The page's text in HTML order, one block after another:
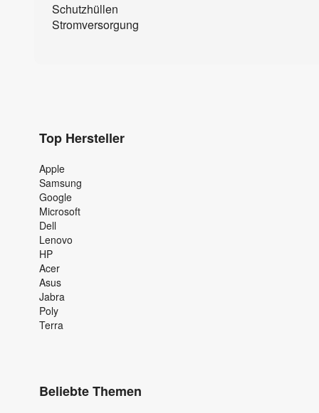
Schutzhüllen
Stromversorgung
Top Hersteller
Apple
Samsung
Google
Microsoft
Dell
Lenovo
HP
Acer
Asus
Jabra
Poly
Terra
Beliebte Themen